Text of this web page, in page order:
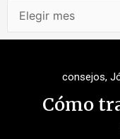
consejos,
Cómo